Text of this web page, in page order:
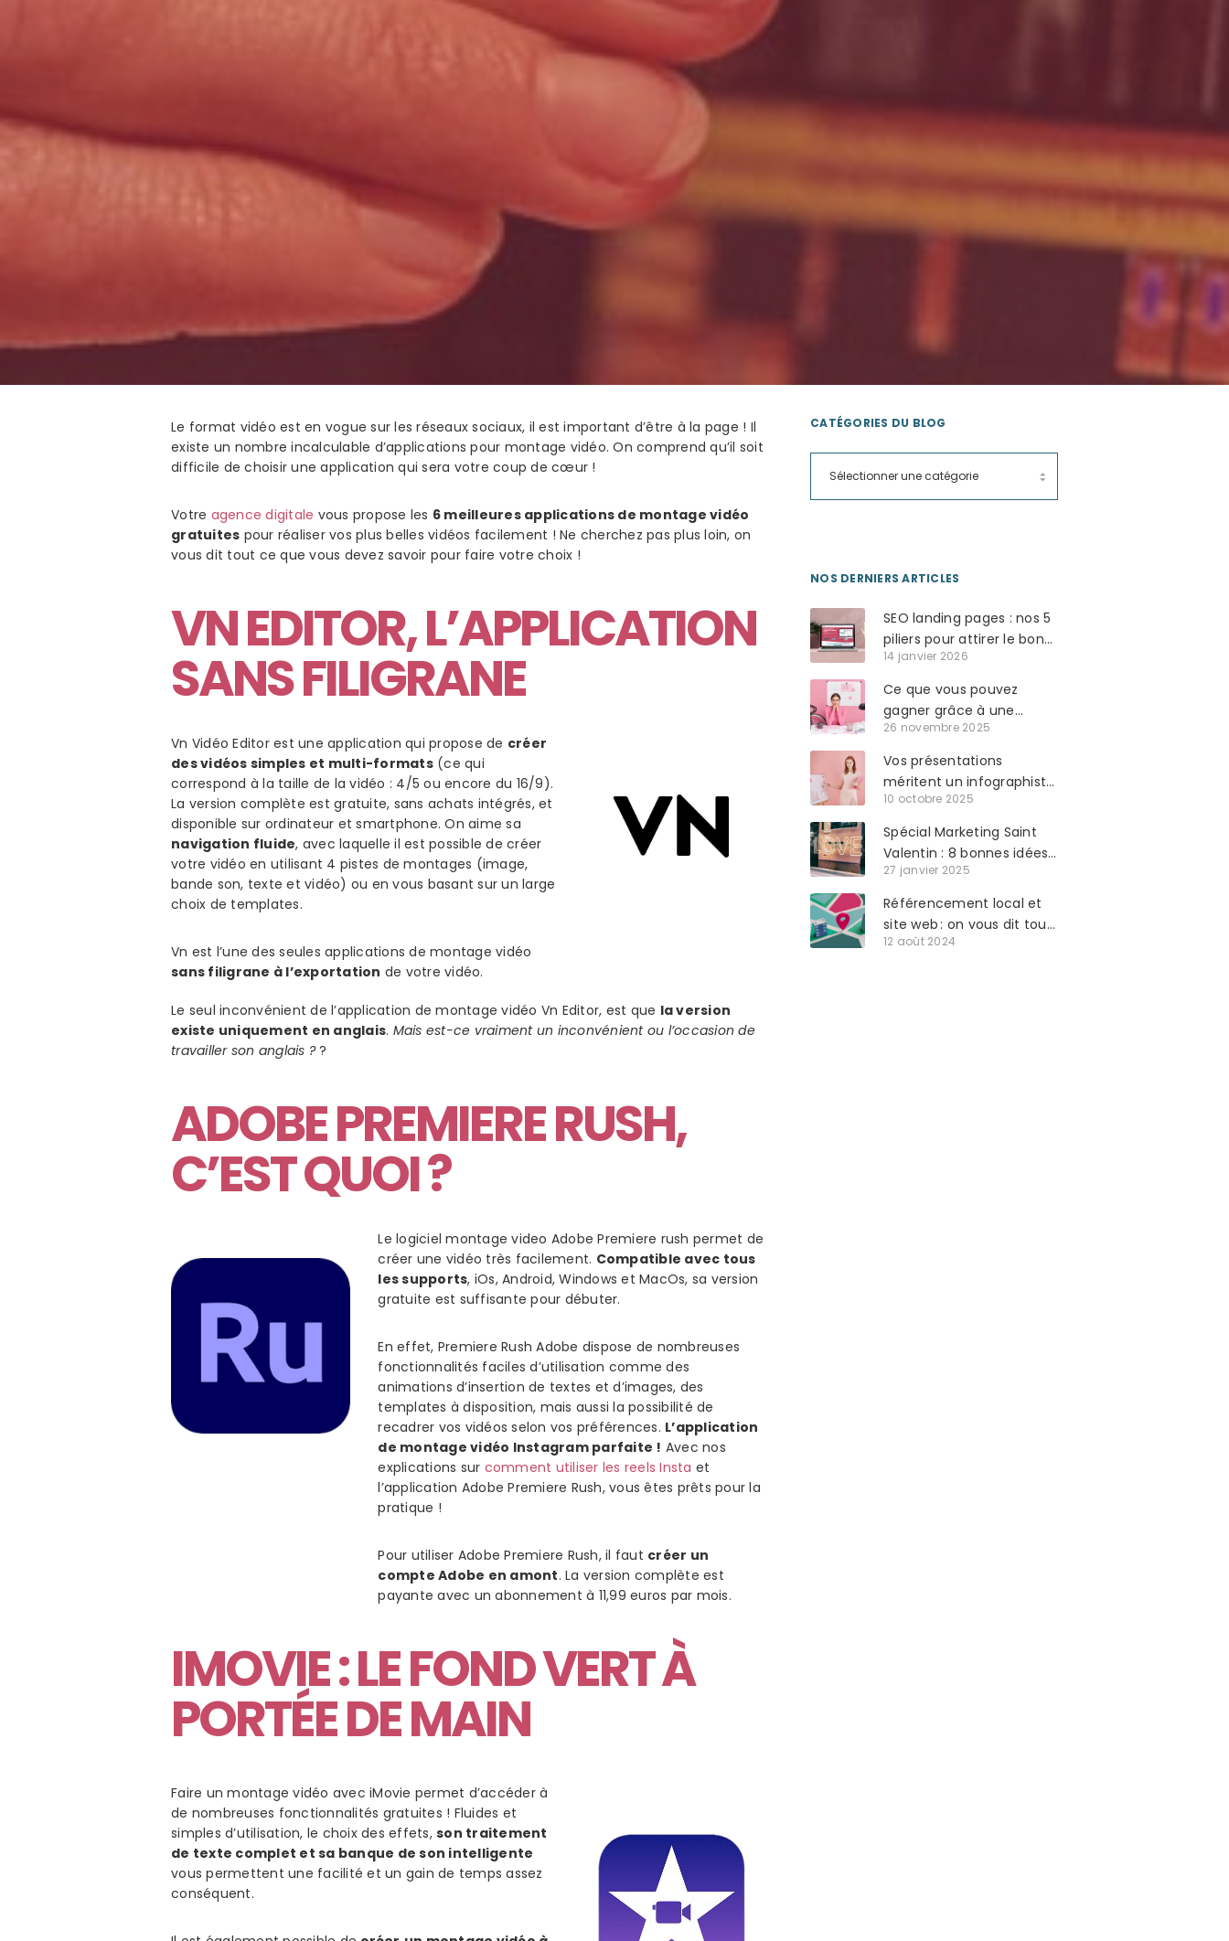
Le format vidéo est en vogue sur les réseaux sociaux, il est important d’être à la page ! Il
existe un nombre incalculable d’applications pour montage vidéo. On comprend qu’il soit
difficile de choisir une application qui sera votre coup de cœur !
Votre agence digitale vous propose les 6 meilleures applications de montage vidéo
gratuites pour réaliser vos plus belles vidéos facilement ! Ne cherchez pas plus loin, on
vous dit tout ce que vous devez savoir pour faire votre choix !
VNEDITOR, L’APPLICATION
SANS FILIGRANE
Vn Vidéo Editor est une application qui propose de créer
des vidéos simples et multi-formats(ce qui
correspond à la taille de la vidéo : 4/5 ou encore du 16/9).
La version complète est gratuite, sans achats intégrés, et
disponible sur ordinateur et smartphone. On aime sa
navigation fluide, avec laquelle il est possible de créer
votre vidéo en utilisant 4 pistes de montages (image,
bande son, texte et vidéo) ou en vous basant sur un large
choix de templates.
Vn est l’une des seules applications de montage vidéo
sans filigrane à l’exportation de votre vidéo.
Le seul inconvénient de l’application de montage vidéo Vn Editor, est que la version
existe uniquement en anglais. Mais est-ce vraiment un inconvénient ou l’occasion de
travailler son anglais ??
ADOBE PREMIERE RUSH,
C’EST QUOI ?
Le logiciel montage video Adobe Premiere rush permet de
créer une vidéo très facilement. Compatible avec tous
les supports, iOs, Android, Windows et MacOs, sa version
gratuite est suffisante pour débuter.
En effet, Premiere Rush Adobe dispose de nombreuses
fonctionnalités faciles d’utilisation comme des
animations d’insertion de textes et d’images, des
templates à disposition, mais aussi la possibilité de
recadrer vos vidéos selon vos préférences. L’application
de montage vidéo Instagram parfaite ! Avec nos
explications sur comment utiliser les reels Insta et
l’application Adobe Premiere Rush, vous êtes prêts pour la
pratique !
Pour utiliser Adobe Premiere Rush, il faut créer un
compte Adobe en amont. La version complète est
payante avec un abonnement à 11,99 euros par mois.
IMOVIE: LE FOND VERT À
PORTÉE DE MAIN
Faire un montage vidéo avec iMovie permet d’accéder à
de nombreuses fonctionnalités gratuites ! Fluides et
simples d’utilisation, le choix des effets, son traitement
de texte complet et sa banque de son intelligente
vous permettent une facilité et un gain de temps assez
conséquent.
CATÉGORIES DU BLOG
NOS DERNIERS ARTICLES
SEO landing pages : nos 5
piliers pour attirer le bon
trafic et le convertir en
clients
14 janvier 2026
Ce que vous pouvez
gagner grâce à une
agence de création de
flyer
26 novembre 2025
Vos présentations
méritent un infographiste
PowerPoint !
10 octobre 2025
Spécial Marketing Saint
Valentin : 8 bonnes idées
de communication
27 janvier 2025
Référencement local et
site web : on vous dit tout
ce qu’il faut savoir !
12 août 2024